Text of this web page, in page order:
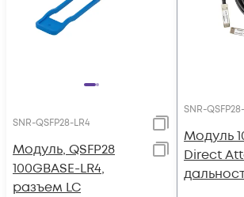
SNR-QSFP28-LR4
Модуль, QSFP28
100GBASE-LR4,
разъем LC
SNR-
Модуль
Direct